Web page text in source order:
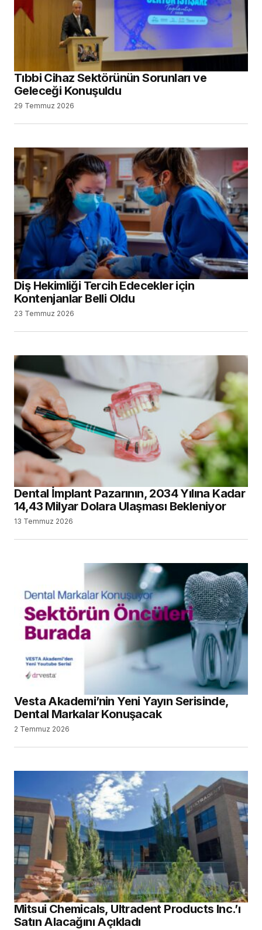
Tıbbi Cihaz Sektörünün Sorunları ve
Geleceği Konuşuldu
29 Temmuz 2026
Diş Hekimliği Tercih Edecekler için
Kontenjanlar Belli Oldu
23 Temmuz 2026
Dental İmplant Pazarının, 2034 Yılına Kadar
14,43 Milyar Dolara Ulaşması Bekleniyor
13 Temmuz 2026
Vesta Akademi’nin Yeni Yayın Serisinde,
Dental Markalar Konuşacak
2 Temmuz 2026
Mitsui Chemicals, Ultradent Products Inc.’ı
Satın Alacağını Açıkladı